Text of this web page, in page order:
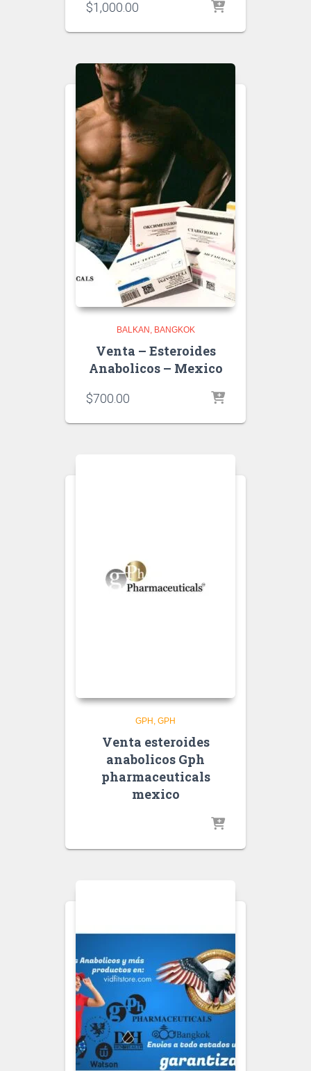
$1,000.00
BALKAN BANGKOK
Venta – Esteroides
Anabolicos – Mexico
$700.00
GPH GPH
Venta esteroides
anabolicos Gph
pharmaceuticals
mexico